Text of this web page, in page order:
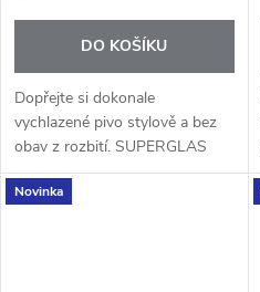
DO KOŠÍKU
Dopřejte si dokonale
vychlazené pivo stylově a bez
obav z rozbití. SUPERGLAS
sklenice na pivo 500 ml od
značky Koziol spojují klasický
Novinka